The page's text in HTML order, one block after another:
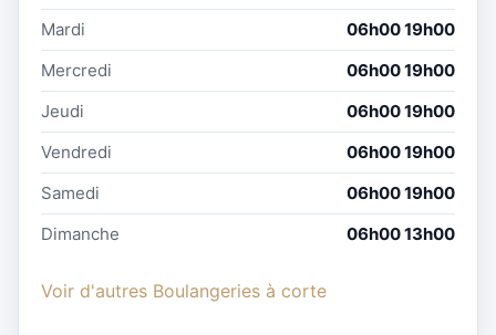
Mardi
06h00 19h00
Mercredi
06h00 19h00
Jeudi
06h00 19h00
Vendredi
06h00 19h00
Samedi
06h00 19h00
Dimanche
06h00 13h00
Voir d'autres Boulangeries à corte